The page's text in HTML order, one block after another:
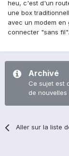
heu, c'est d'un
une box
avec un modem
connecter "sans
Archivé
Ce sujet est
de nouvelles
Aller sur la liste